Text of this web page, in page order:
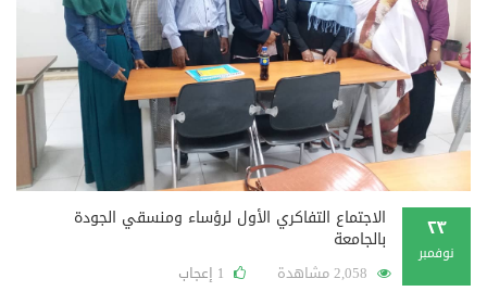
٢٣
نوفمبر
الاجتماع التفاكري الأول لرؤساء ومنسقي الجودة
بالجامعة
1 إعجاب